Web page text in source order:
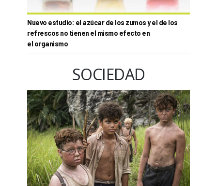
Nuevo estudio: el azúcar de los zumos y el de los
refrescos no tienen el mismo efecto en
el organismo
SOCIEDAD